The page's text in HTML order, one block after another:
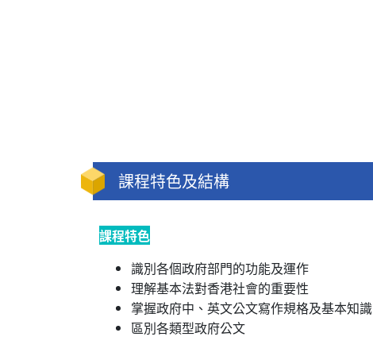
課程特色及結構
課程特色
識別各個政府部門的功能及運作
理解基本法對香港社會的重要性
掌握政府中、英文公文寫作規格及基本知識
區別各類型政府公文